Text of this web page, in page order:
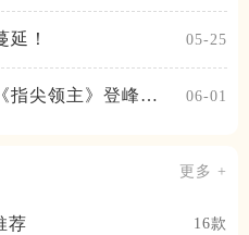
延！ 05-25
指尖领主》登峰测
06-01
更多 +
荐 16款